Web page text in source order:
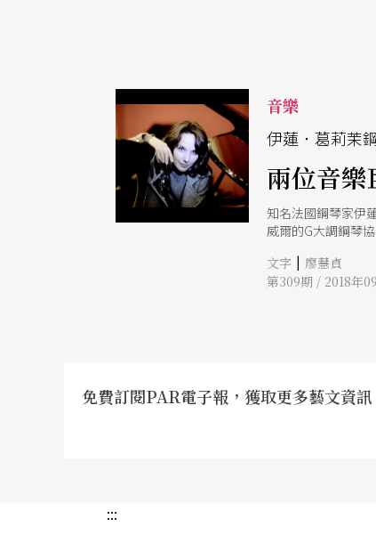
音樂
伊蓮．葛莉茉
兩位音樂
知名法國鋼琴家伊
威爾的G大調鋼琴
文字 | 廖慧貞
第309期 / 2018年
免費訂閱PAR電子報，獲取更多藝文資訊
:::